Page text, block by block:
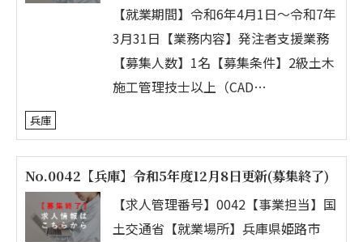
【就業期間】令和6年4月1日～令和7年
3月31日【業務内容】発注者支援業務
【募集人数】1名【募集条件】2級土木
施工管理技士以上（CAD…
兵庫
No.0042【兵庫】令和5年度12月8日更新(募集終了)
【求人管理番号】0042【事業担当】国
土交通省【就業場所】兵庫県姫路市